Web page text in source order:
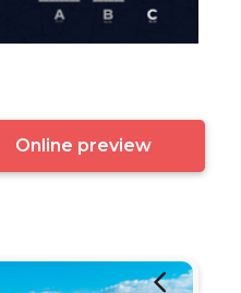
Online preview